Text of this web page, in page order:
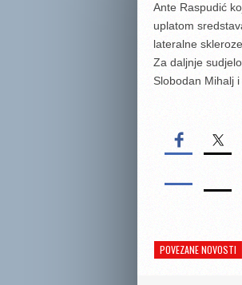
Ante Raspudić
uplatom
lateralne
Za daljnje
Slobodan Mihalj
POVEZANE NOVOSTI